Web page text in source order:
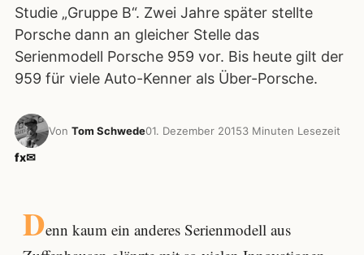
Studie „Gruppe B“. Zwei Jahre später stellte
Porsche dann an gleicher Stelle das
Serienmodell Porsche 959 vor. Bis heute gilt der
959 für viele Auto-Kenner als Über-Porsche.
Von Tom Schwede01. Dezember 20153 Minuten Lesezeit
fx✉
Denn kaum ein anderes Serienmodell aus